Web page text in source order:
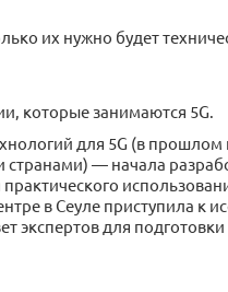
их нужно будет
которые занимаются 5G.
для 5G (в
странами) — начала
в Сеуле приступила к
экспертов для